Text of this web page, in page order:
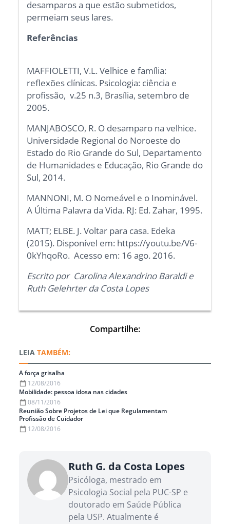
desamparos a que estão submetidos,
permeiam seus lares.
Referências
MAFFIOLETTI, V.L. Velhice e família:
reflexões clínicas. Psicologia: ciência e
profissão, v.25 n.3, Brasília, setembro de
2005.
MANJABOSCO, R. O desamparo na velhice.
Universidade Regional do Noroeste do
Estado do Rio Grande do Sul, Departamento
de Humanidades e Educação, Rio Grande do
Sul, 2014.
MANNONI, M. O Nomeável e o Inominável.
A Última Palavra da Vida. RJ: Ed. Zahar, 1995.
MATT; ELBE. J. Voltar para casa. Edeka
(2015). Disponível em: https://youtu.be/V6-
0kYhqoRo. Acesso em: 16 ago. 2016.
Escrito por Carolina Alexandrino Baraldi e
Ruth Gelehrter da Costa Lopes
Compartilhe:
TAMBÉM:
A força grisalha
12/08/2016
Mobilidade: pessoa idosa nas cidades
08/11/2016
Reunião Sobre Projetos de Lei que Regulamentam
Profissão de Cuidador
12/08/2016
Ruth G. da Costa Lopes
Psicóloga, mestrado em
Psicologia Social pela PUC-SP e
doutorado em Saúde Pública
pela USP. Atualmente é